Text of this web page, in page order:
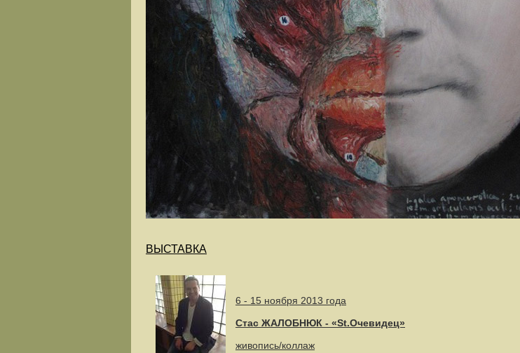
ВЫСТАВКА
6 - 15 ноября 2013 года
Стас ЖАЛОБНЮК - «St.Очевидец»
живопись/коллаж